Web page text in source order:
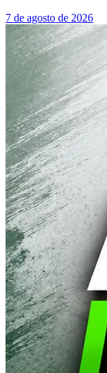
7 de agosto de 2026